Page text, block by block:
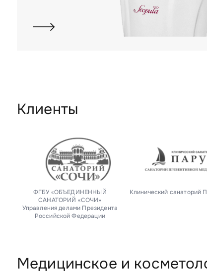
Клиенты
ФГБУ «ОБЪЕДИНЕННЫЙ
САНАТОРИЙ «СОЧИ»
Управления делами Президента
Российской Федерации
Клинический санаторий
Медицинское и